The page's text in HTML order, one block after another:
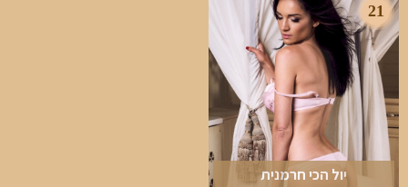
21
יול הכי חרמנית